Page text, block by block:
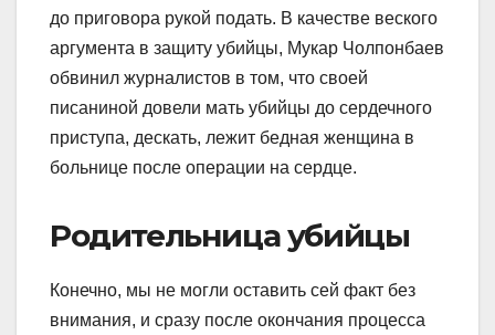
до приговора рукой подать. В качестве веского
аргумента в защиту убийцы, Мукар Чолпонбаев
обвинил журналистов в том, что своей
писаниной довели мать убийцы до сердечного
приступа, дескать, лежит бедная женщина в
больнице после операции на сердце.
Родительница убийцы
Конечно, мы не могли оставить сей факт без
внимания, и сразу после окончания процесса